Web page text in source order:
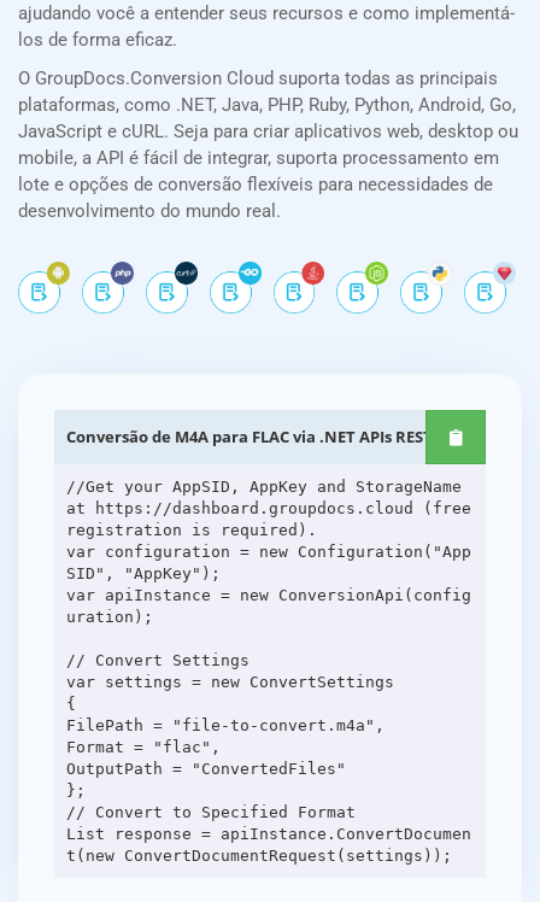
ajudando você a entender seus recursos e como implementá-
los de forma eficaz.
O GroupDocs.Conversion Cloud suporta todas as principais
plataformas, como .NET, Java, PHP, Ruby, Python, Android, Go,
JavaScript e cURL. Seja para criar aplicativos web, desktop ou
mobile, a API é fácil de integrar, suporta processamento em
lote e opções de conversão flexíveis para necessidades de
desenvolvimento do mundo real.
Conversão de M4A para FLAC via .NET APIs REST
//Get your AppSID, AppKey and StorageName
at https://dashboard.groupdocs.cloud (free
registration is required).
var configuration = new Configuration("App
SID", "AppKey");
var apiInstance = new ConversionApi(config
uration);
// Convert Settings
var settings = new ConvertSettings
{
FilePath = "file-to-convert.m4a",
Format = "flac",
OutputPath = "ConvertedFiles"
};
// Convert to Specified Format
List response = apiInstance.ConvertDocumen